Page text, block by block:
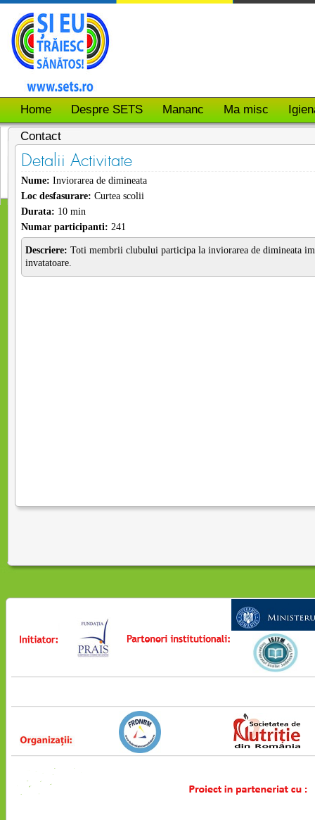
Home Despre SETS Mananc Ma misc
Contact
Detalii Activitate
Nume: Inviorarea de dimineata
Loc desfasurare: Curtea scolii
Durata: 10 min
Numar participanti: 241
Descriere: Toti membrii clubului participa la inviorarea de dimineata
invatatoare.